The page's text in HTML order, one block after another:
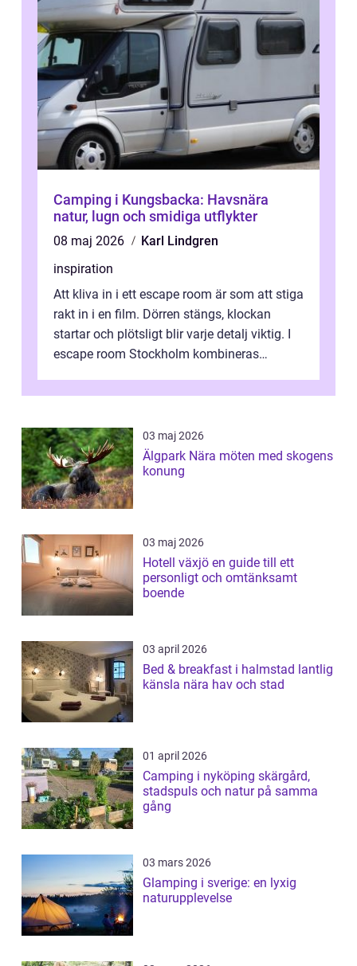
Camping i Kungsbacka: Havsnära
natur, lugn och smidiga utflykter
08 maj 2026
Karl Lindgren
inspiration
Att kliva in i ett escape room är som att stiga
rakt in i en film. Dörren stängs, klockan
startar och plötsligt blir varje detalj viktig. I
escape room Stockholm kombineras
03 maj 2026
Älgpark Nära möten med skogens
konung
03 maj 2026
Hotell växjö en guide till ett
personligt och omtänksamt
boende
03 april 2026
Bed & breakfast i halmstad lantlig
känsla nära hav och stad
01 april 2026
Camping i nyköping skärgård,
stadspuls och natur på samma
gång
03 mars 2026
Glamping i sverige: en lyxig
naturupplevelse